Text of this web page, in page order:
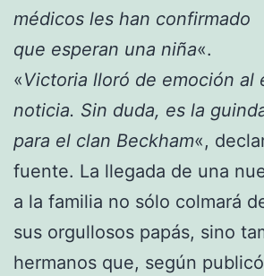
médicos les han confirmado
que esperan una niña«.
«Victoria lloró de emoción al
noticia. Sin duda, es la
para el clan Beckham«,
fuente. La llegada de una
a la familia no sólo colmará
sus orgullosos papás, sino
hermanos que, según